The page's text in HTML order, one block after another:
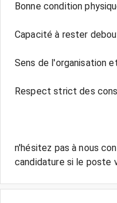
Bonne condition
Capacité à rester
Sens de l'organisation
Respect strict des
n'hésitez pas à nous